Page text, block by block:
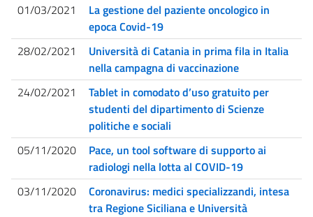
01/03/2021
La gestione del paziente oncologico in
epoca Covid-19
28/02/2021
Università di Catania in prima fila in Italia
nella campagna di vaccinazione
24/02/2021
Tablet in comodato d’uso gratuito per
studenti del dipartimento di Scienze
politiche e sociali
05/11/2020
Pace, un tool software di supporto ai
radiologi nella lotta al COVID-19
03/11/2020
Coronavirus: medici specializzandi, intesa
tra Regione Siciliana e Università